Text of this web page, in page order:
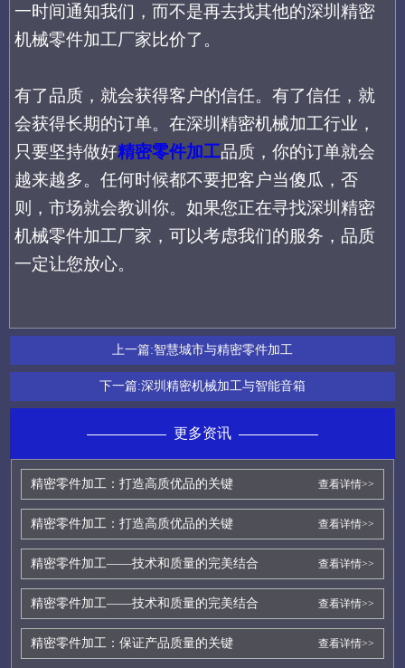
一时间通知我们，而不是再去找其他的深圳精密
机械零件加工厂家比价了。
有了品质，就会获得客户的信任。有了信任，就
会获得长期的订单。在深圳精密机械加工行业，
只要坚持做好精密零件加工品质，你的订单就会
越来越多。任何时候都不要把客户当傻瓜，否
则，市场就会教训你。如果您正在寻找深圳精密
机械零件加工厂家，可以考虑我们的服务，品质
一定让您放心。
上一篇:智慧城市与精密零件加工
下一篇:深圳精密机械加工与智能音箱
更多资讯
精密零件加工：打造高质优品的关键 查看详情>>
精密零件加工：打造高质优品的关键 查看详情>>
精密零件加工——技术和质量的完美结合 查看详情>>
精密零件加工——技术和质量的完美结合 查看详情>>
精密零件加工：保证产品质量的关键 查看详情>>